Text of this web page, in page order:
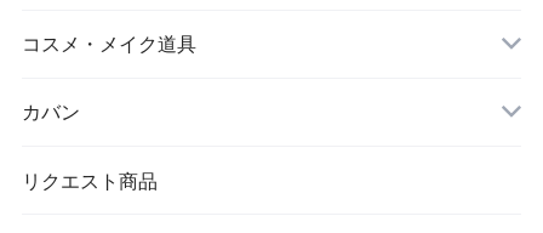
ドローン
コスメ・メイク道具
メイクブラシ
シワ取りテープ
カバン
トートバッグ
リクエスト商品